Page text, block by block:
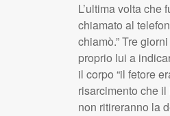
L’ultima volta che
chiamato al
chiamò.” Tre
proprio lui a
il corpo “il fetore
risarcimento che
non ritireranno la